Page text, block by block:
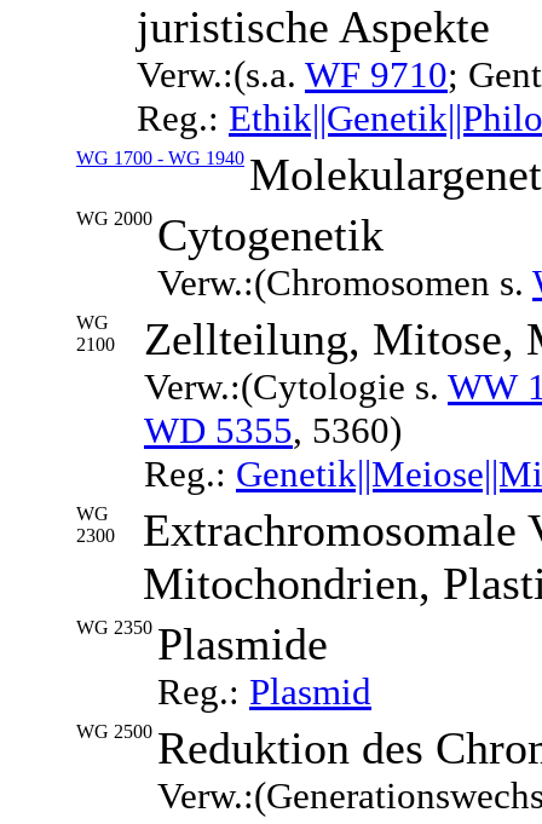
juristische Aspekte
Verw.:(s.a. WF 9710;
Reg.:
WG 1700 - WG 1940
WG 2000 Cytogenetik
Verw.:(Chromosomen s.
WG
2100
Zellteilung, Mitose,
Verw.:(Cytologie s. WW
WD 5355, 5360)
Reg.:
WG
2300
Extrachromosomale
Mitochondrien,
WG 2350 Plasmide
Reg.: Plasmid
WG 2500 Reduktion des